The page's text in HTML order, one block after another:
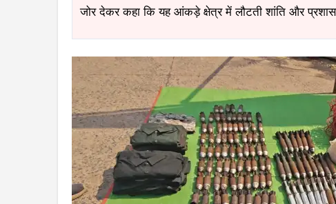
जोर देकर कहा कि यह आंकड़े क्षेत्र में लौटती शांति और